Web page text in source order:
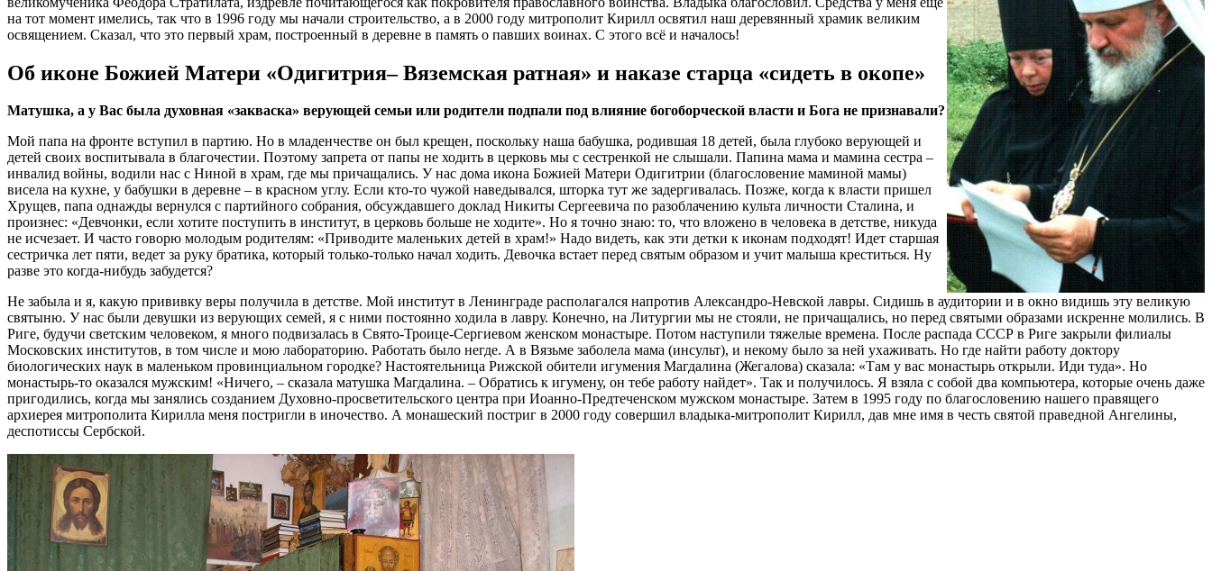
на тот момент имелись, так что в 1996 году мы начали строительство, а в 2000 году митрополит Кирилл освятил наш деревянный храмик великим
освящением. Сказал, что это первый храм, построенный в деревне в память о павших воинах. С этого всё и началось!
Об иконе Божией Матери «Одигитрия– Вяземская ратная» и наказе старца «сидеть в окопе»
Матушка, а у Вас была духовная «закваска» верующей семьи или родители подпали под влияние богоборческой власти и Бога не признавали?
Мой папа на фронте вступил в партию. Но в младенчестве он был крещен, поскольку наша бабушка, родившая 18 детей, была глубоко верующей и
детей своих воспитывала в благочестии. Поэтому запрета от папы не ходить в церковь мы с сестренкой не слышали. Папина мама и мамина сестра –
инвалид войны, водили нас с Ниной в храм, где мы причащались. У нас дома икона Божией Матери Одигитрии (благословение маминой мамы)
висела на кухне, у бабушки в деревне – в красном углу. Если кто-то чужой наведывался, шторка тут же задергивалась. Позже, когда к власти пришел
Хрущев, папа однажды вернулся с партийного собрания, обсуждавшего доклад Никиты Сергеевича по разоблачению культа личности Сталина, и
произнес: «Девчонки, если хотите поступить в институт, в церковь больше не ходите». Но я точно знаю: то, что вложено в человека в детстве, никуда
не исчезает. И часто говорю молодым родителям: «Приводите маленьких детей в храм!» Надо видеть, как эти детки к иконам подходят! Идет старшая
сестричка лет пяти, ведет за руку братика, который только-только начал ходить. Девочка встает перед святым образом и учит малыша креститься. Ну
разве это когда-нибудь забудется?
Не забыла и я, какую прививку веры получила в детстве. Мой институт в Ленинграде располагался напротив Александро-Невской лавры. Сидишь в аудитории и в окно видишь эту великую
святыню. У нас были девушки из верующих семей, я с ними постоянно ходила в лавру. Конечно, на Литургии мы не стояли, не причащались, но перед святыми образами искренне молились. В
Риге, будучи светским человеком, я много подвизалась в Свято-Троице-Сергиевом женском монастыре. Потом наступили тяжелые времена. После распада СССР в Риге закрыли филиалы
Московских институтов, в том числе и мою лабораторию. Работать было негде. А в Вязьме заболела мама (инсульт), и некому было за ней ухаживать. Но где найти работу доктору
биологических наук в маленьком провинциальном городке? Настоятельница Рижской обители игумения Магдалина (Жегалова) сказала: «Там у вас монастырь открыли. Иди туда». Но
монастырь-то оказался мужским! «Ничего, – сказала матушка Магдалина. – Обратись к игумену, он тебе работу найдет». Так и получилось. Я взяла с собой два компьютера, которые очень даже
пригодились, когда мы занялись созданием Духовно-просветительского центра при Иоанно-Предтеченском мужском монастыре. Затем в 1995 году по благословению нашего правящего
архиерея митрополита Кирилла меня постригли в иночество. А монашеский постриг в 2000 году совершил владыка-митрополит Кирилл, дав мне имя в честь святой праведной Ангелины,
деспотиссы Сербской.